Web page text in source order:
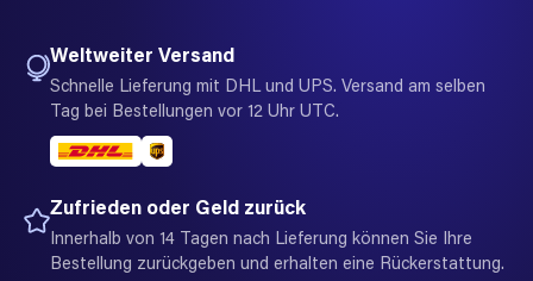
Weltweiter Versand
Schnelle Lieferung mit DHL und UPS. Versand am selben
Tag bei Bestellungen vor 12 Uhr UTC.
Zufrieden oder Geld zurück
Innerhalb von 14 Tagen nach Lieferung können Sie Ihre
Bestellung zurückgeben und erhalten eine Rückerstattung.